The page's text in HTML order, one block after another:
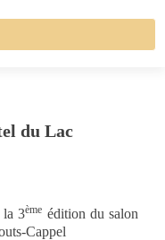
du Lac
la 3ème édition du salon
Cappel